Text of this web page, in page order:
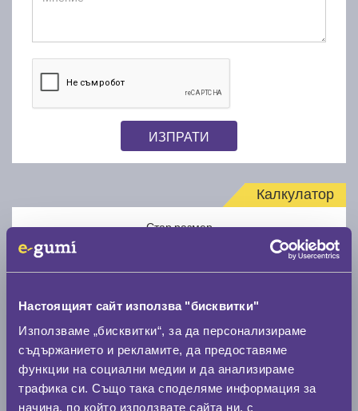
Настоящият сайт използва "бисквитки"
Използваме „бисквитки“, за да персонализираме
съдържанието и рекламите, да предоставяме
функции на социални медии и да анализираме
трафика си. Също така споделяме информация за
начина, по който използвате сайта ни, с
ИЗПРАТИ
Калкулатор
Стар размер
Нов размер